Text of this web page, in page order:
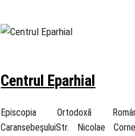
Centrul Eparhial
Episcopia Ortodoxă
CaransebeşuluiStr. Nicolae